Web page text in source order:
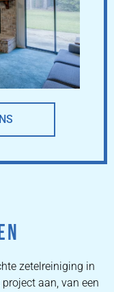
zetelreiniging in
aan, van een